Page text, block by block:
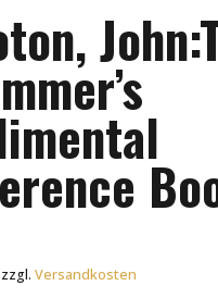
zzgl. Versandkosten